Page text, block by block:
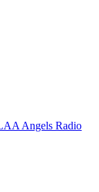
Angels Radio